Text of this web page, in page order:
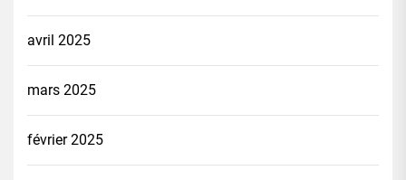
avril 2025
mars 2025
février 2025